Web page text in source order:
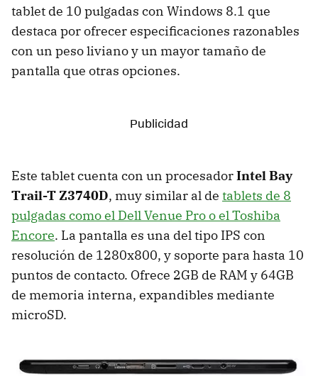
tablet de 10 pulgadas con Windows 8.1 que
destaca por ofrecer especificaciones razonables
con un peso liviano y un mayor tamaño de
pantalla que otras opciones.
Este tablet cuenta con un procesadorIntel Bay
Trail-T Z3740D, muy similar al de tablets de 8
pulgadas como el Dell Venue Pro o el Toshiba
Encore. La pantalla es una del tipo IPS con
resolución de 1280x800, y soporte para hasta 10
puntos de contacto. Ofrece 2GB de RAM y 64GB
de memoria interna, expandibles mediante
microSD.